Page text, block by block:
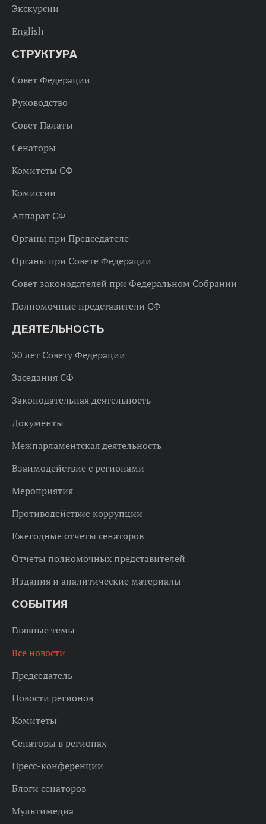
Экскурсии
English
СТРУКТУРА
Совет Федерации
Руководство
Совет Палаты
Сенаторы
Комитеты СФ
Комиссии
Аппарат СФ
Органы при Председателе
Органы при Совете Федерации
Совет законодателей при Федеральном Собрании
Полномочные представители СФ
ДЕЯТЕЛЬНОСТЬ
30 лет Совету Федерации
Заседания СФ
Законодательная деятельность
Документы
Межпарламентская деятельность
Взаимодействие с регионами
Мероприятия
Противодействие коррупции
Ежегодные отчеты сенаторов
Отчеты полномочных представителей
Издания и аналитические материалы
СОБЫТИЯ
Главные темы
Все новости
Председатель
Новости регионов
Комитеты
Сенаторы в регионах
Пресс-конференции
Блоги сенаторов
Мультимедиа